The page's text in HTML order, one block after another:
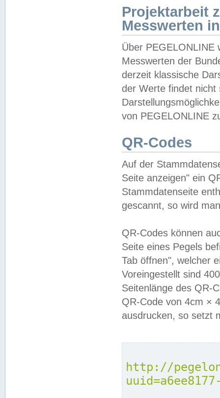
Projektarbeit
Messwerten
Über PEGELONLINE
Messwerten der
derzeit klassische
der Werte findet
von PEGELONLINE
QR-Codes
Auf der
Seite anzeigen" ein
Stammdatenseite
gescannt, so wird
QR-Codes können
Seite eines Pegels
Tab öffnen", welcher
Voreingestellt sind
Seitenlänge des QR-
QR-Code von 4cm ×
ausdrucken, so setzt
http://